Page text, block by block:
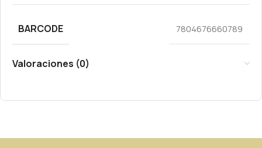
BARCODE 7804676660789
Valoraciones (0)